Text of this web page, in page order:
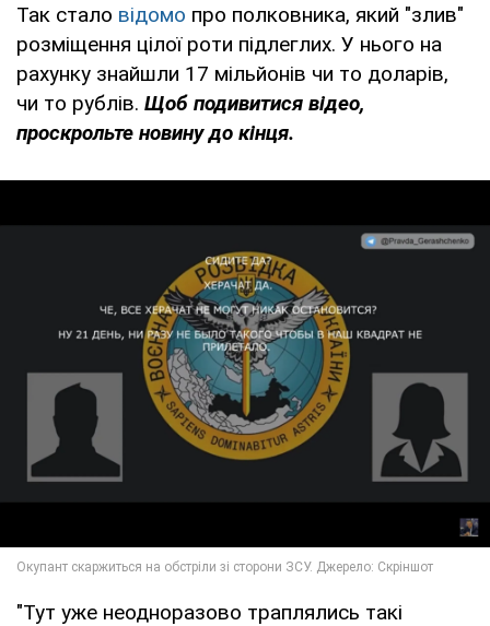
Так стало відомо про полковника, який "злив"
розміщення цілої роти підлеглих. У нього на
рахунку знайшли 17 мільйонів чи то доларів,
чи то рублів. Щоб подивитися відео,
проскрольте новину до кінця.
"Тут уже неодноразово траплялись такі